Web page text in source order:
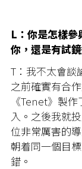
L：你是怎樣
你，還是有試
T：我不太會談
之前確實有合
《Tenet》製
入。之後我就
位非常厲害的
朝着同一個目
錯。